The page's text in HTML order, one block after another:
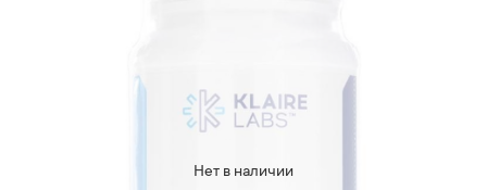
Нет в наличии